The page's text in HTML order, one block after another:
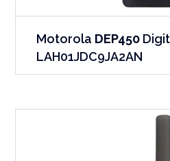
Motorola DEP450
LAH01JDC9JA2AN